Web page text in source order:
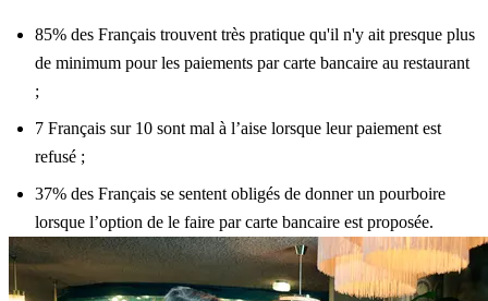
85% des Français trouvent très pratique qu'il n'y ait presque plus
de minimum pour les paiements par carte bancaire au restaurant
;
7 Français sur 10 sont mal à l’aise lorsque leur paiement est
refusé ;
37% des Français se sentent obligés de donner un pourboire
lorsque l’option de le faire par carte bancaire est proposée.